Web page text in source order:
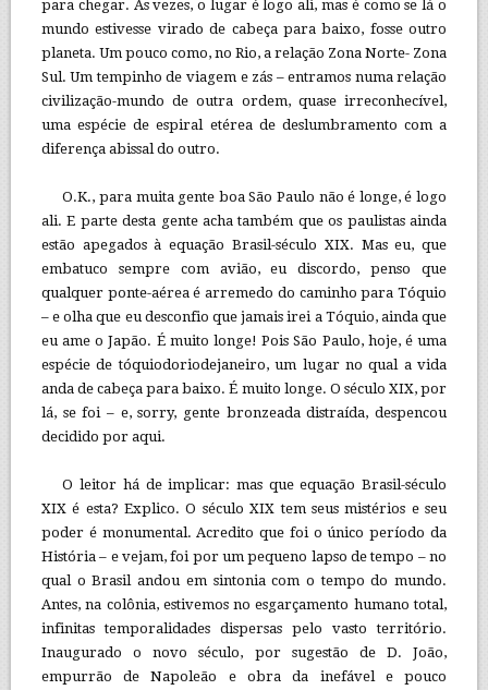
para chegar. Às vezes, o lugar é logo ali, mas é como se lá o
mundo estivesse virado de cabeça para baixo, fosse outro
planeta. Um pouco como, no Rio, a relação Zona Norte- Zona
Sul. Um tempinho de viagem e zás – entramos numa relação
civilização-mundo de outra ordem, quase irreconhecível,
uma espécie de espiral etérea de deslumbramento com a
diferença abissal do outro.
O.K., para muita gente boa São Paulo não é longe, é logo
ali. E parte desta gente acha também que os paulistas ainda
estão apegados à equação Brasil-século XIX. Mas eu, que
embatuco sempre com avião, eu discordo, penso que
qualquer ponte-aérea é arremedo do caminho para Tóquio
– e olha que eu desconfio que jamais irei a Tóquio, ainda que
eu ame o Japão. É muito longe! Pois São Paulo, hoje, é uma
espécie de tóquiodoriodejaneiro, um lugar no qual a vida
anda de cabeça para baixo. É muito longe. O século XIX, por
lá, se foi – e, sorry, gente bronzeada distraída, despencou
decidido por aqui.
O leitor há de implicar: mas que equação Brasil-século
XIX é esta? Explico. O século XIX tem seus mistérios e seu
poder é monumental. Acredito que foi o único período da
História – e vejam, foi por um pequeno lapso de tempo – no
qual o Brasil andou em sintonia com o tempo do mundo.
Antes, na colônia, estivemos no esgarçamento humano total,
infinitas temporalidades dispersas pelo vasto território.
Inaugurado o novo século, por sugestão de D. João,
empurrão de Napoleão e obra da inefável e pouco